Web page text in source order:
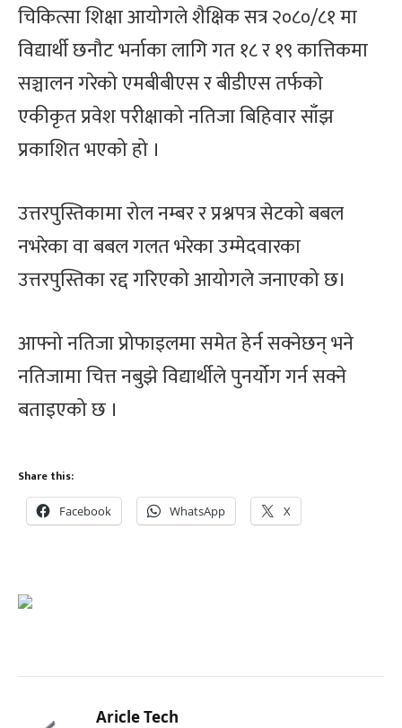
चिकित्सा शिक्षा आयोगले शैक्षिक सत्र २०८०/८१ मा
विद्यार्थी छनौट भर्नाका लागि गत १८ र १९ कात्तिकमा
सञ्चालन गरेको एमबीबीएस र बीडीएस तर्फको
एकीकृत प्रवेश परीक्षाको नतिजा बिहिवार साँझ
प्रकाशित भएको हो ।
उत्तरपुस्तिकामा रोल नम्बर र प्रश्नपत्र सेटको बबल
नभरेका वा बबल गलत भरेका उम्मेदवारका
उत्तरपुस्तिका रद्द गरिएको आयोगले जनाएको छ।
आफ्नो नतिजा प्रोफाइलमा समेत हेर्न सक्नेछन् भने
नतिजामा चित्त नबुझे विद्यार्थीले पुनर्योग गर्न सक्ने
बताइएको छ ।
Share this:
Facebook WhatsApp X
Aricle Tech